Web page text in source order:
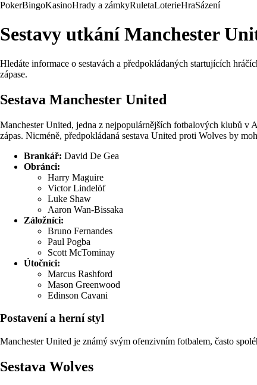
PokerBingoKasinoHrady a zámkyRuletaLoterieHraSázení
Sestavy utkání Manchester
Hledáte informace o sestavách a předpokládaných startujících
zápase.
Sestava Manchester United
Manchester United, jedna z nejpopulárnějších fotbalových klubů v
zápas. Nicméně, předpokládaná sestava United proti Wolves by
Brankář: David De Gea
Obránci:
Harry Maguire
Victor Lindelöf
Luke Shaw
Aaron Wan-Bissaka
Záložníci:
Bruno Fernandes
Paul Pogba
Scott McTominay
Útočníci:
Marcus Rashford
Mason Greenwood
Edinson Cavani
Postavení a herní styl
Manchester United je známý svým ofenzivním fotbalem, často
Sestava Wolves